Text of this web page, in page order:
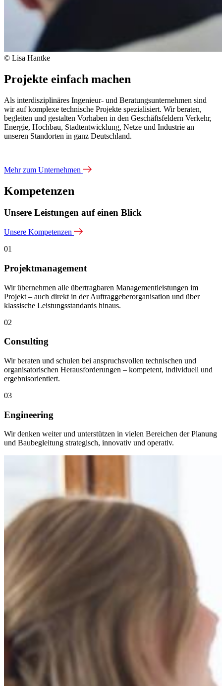
© Lisa Hantke
Projekte einfach machen
Als interdisziplinäres Ingenieur- und Beratungsunternehmen sind
wir auf komplexe technische Projekte spezialisiert. Wir beraten,
begleiten und gestalten Vorhaben in den Geschäftsfeldern Verkehr,
Energie, Hochbau, Stadtentwicklung, Netze und Industrie an
unseren Standorten in ganz Deutschland.
Mehr zum Unternehmen
Kompetenzen
Unsere Leistungen auf einen Blick
Unsere Kompetenzen
01
Projektmanagement
Wir übernehmen alle übertragbaren Managementleistungen im
Projekt – auch direkt in der Auftraggeberorganisation und über
klassische Leistungsstandards hinaus.
02
Consulting
Wir beraten und schulen bei anspruchsvollen technischen und
organisatorischen Herausforderungen – kompetent, individuell und
ergebnisorientiert.
03
Engineering
Wir denken weiter und unterstützen in vielen Bereichen der Planung
und Baubegleitung strategisch, innovativ und operativ.